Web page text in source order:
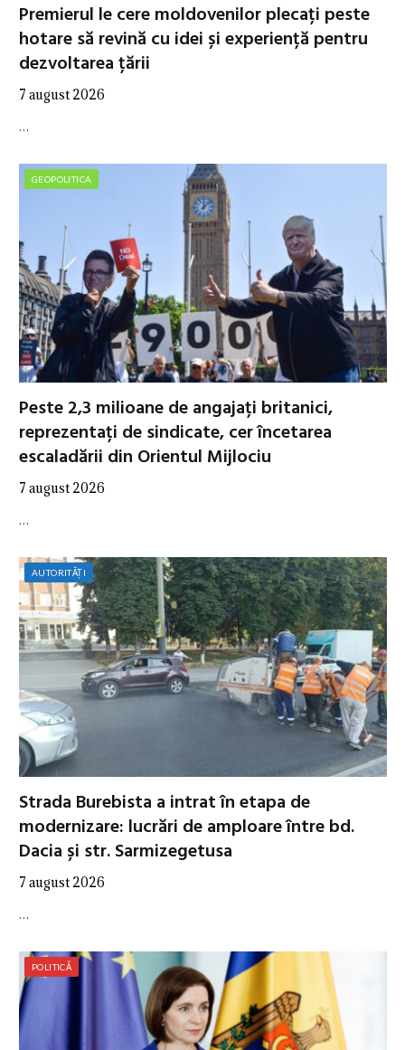
Premierul le cere moldovenilor plecați peste
hotare să revină cu idei și experiență pentru
dezvoltarea țării
7 august 2026
…
GEOPOLITICA
Peste 2,3 milioane de angajați britanici,
reprezentați de sindicate, cer încetarea
escaladării din Orientul Mijlociu
7 august 2026
…
AUTORITĂȚI
Strada Burebista a intrat în etapa de
modernizare: lucrări de amploare între bd.
Dacia și str. Sarmizegetusa
7 august 2026
…
POLITICĂ